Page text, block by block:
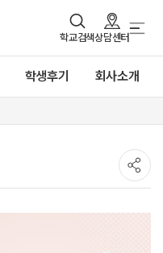
학교검색상담센터
학생후기 회사소개